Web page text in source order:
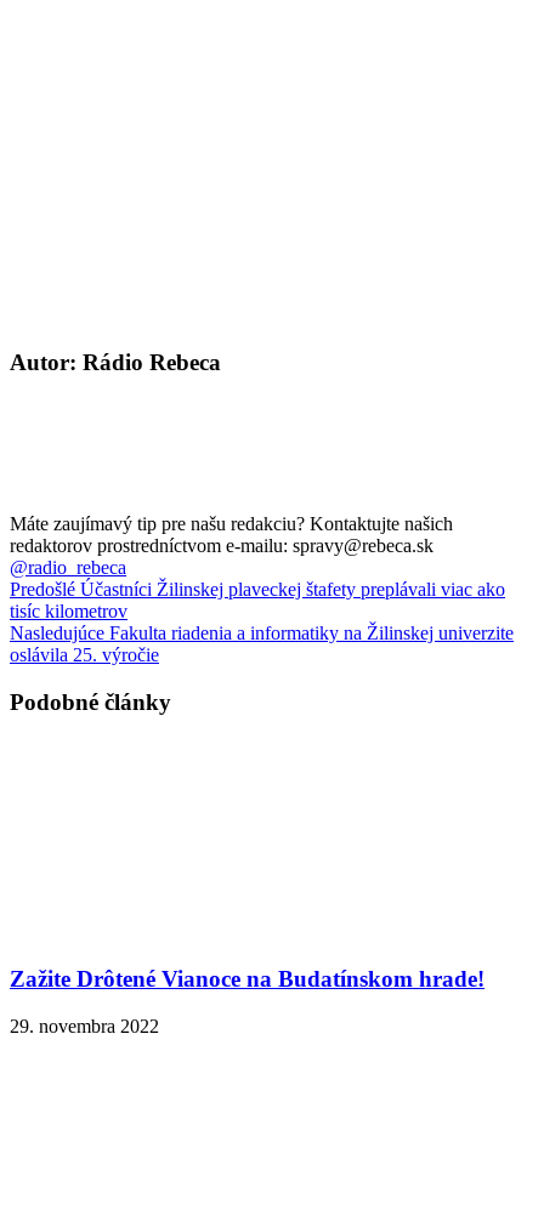
Autor: Rádio Rebeca
Máte zaujímavý tip pre našu redakciu? Kontaktujte našich
redaktorov prostredníctvom e-mailu: spravy@rebeca.sk
@radio_rebeca
Predošlé Účastníci Žilinskej plaveckej štafety preplávali viac ako
tisíc kilometrov
Nasledujúce Fakulta riadenia a informatiky na Žilinskej univerzite
oslávila 25. výročie
Podobné články
Zažite Drôtené Vianoce na Budatínskom hrade!
29. novembra 2022